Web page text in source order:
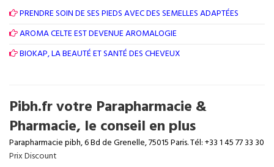
PRENDRE SOIN DE SES PIEDS AVEC DES SEMELLES ADAPTÉES
AROMA CELTE EST DEVENUE AROMALOGIE
BIOKAP, LA BEAUTÉ ET SANTÉ DES CHEVEUX
Pibh.fr votre Parapharmacie &
Pharmacie, le conseil en plus
Parapharmacie pibh, 6 Bd de Grenelle, 75015 Paris. Tél: +33 1 45 77 33 30
Prix Discount